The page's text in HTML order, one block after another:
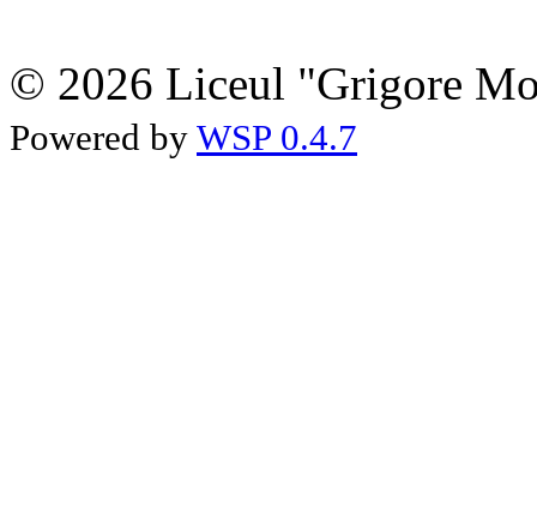
© 2026 Liceul "Grigore
Powered by WSP 0.4.7